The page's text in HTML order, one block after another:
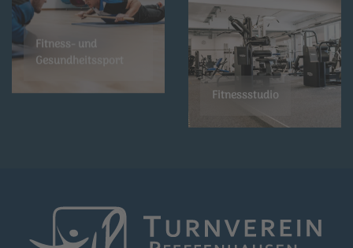
Fitness- und
Gesundheitssport
Fitnessstudio